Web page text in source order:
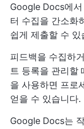
Google Docs에
터 수집을 간소화
쉽게 제출할 수 있
피드백을 수집하
트 등록을 관리할
을 사용하면 프로
얻을 수 있습니다.
Google Docs는